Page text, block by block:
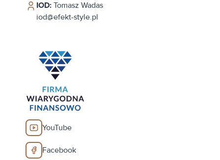
IOD: Tomasz Wadas
iod@efekt-style.pl
YouTube
Facebook